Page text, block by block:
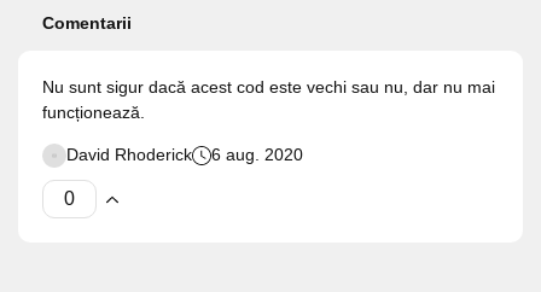
Comentarii
Nu sunt sigur dacă acest cod este vechi sau nu, dar nu mai
funcționează.
David Rhoderick 6 aug. 2020